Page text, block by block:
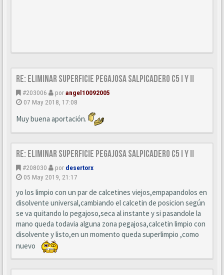
Re: Eliminar superficie pegajosa salpicadero C5 I y II
#203006 porangel10092005
07 May 2018, 17:08
Muy buena aportación.
Re: Eliminar superficie pegajosa salpicadero C5 I y II
#208030 por desertorx
05 May 2019, 21:17
yo los limpio con un par de calcetines viejos,empapandolos en
disolvente universal,cambiando el calcetin de posicion según
se va quitando lo pegajoso,seca al instante y si pasandole la
mano queda todavia alguna zona pegajosa,calcetin limpio con
disolvente y listo,en un momento queda superlimpio ,como
nuevo